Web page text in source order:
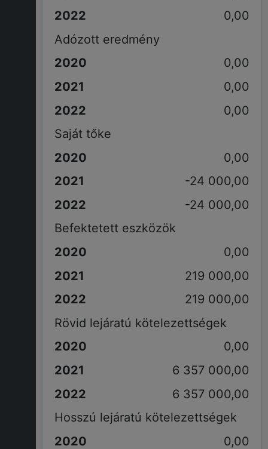
0,00
Adózott eredmény
0,00
0,00
0,00
Saját tőke
0,00
-24 000,00
-24 000,00
Befektetett eszközök
0,00
219 000,00
219 000,00
Rövid lejáratú kötelezettségek
0,00
6 357 000,00
6 357 000,00
Hosszú lejáratú kötelezettségek
0,00